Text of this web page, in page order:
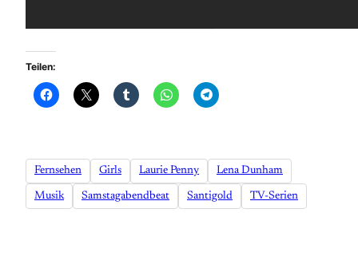
Teilen:
Fernsehen Girls Laurie Penny Lena Dunham
Musik Samstagabendbeat Santigold TV-Serien